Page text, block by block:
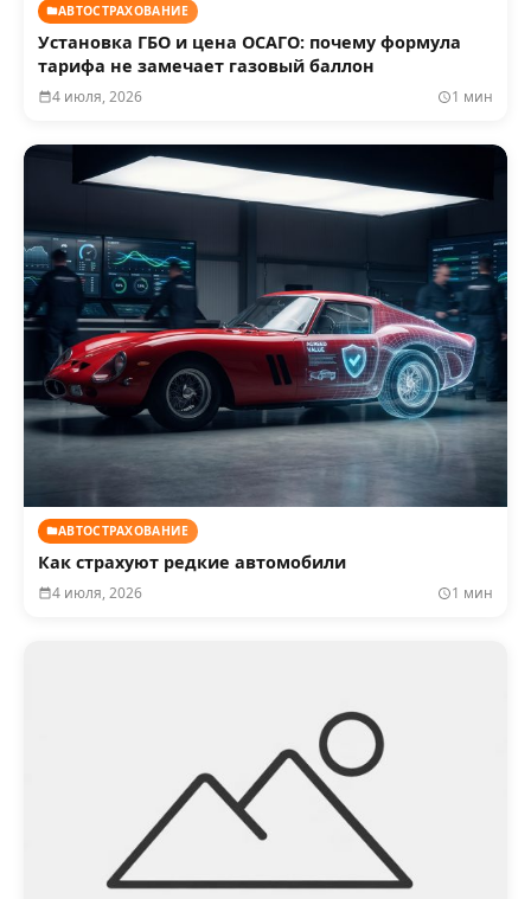
АВТОСТРАХОВАНИЕ
Установка ГБО и цена ОСАГО: почему формула
тарифа не замечает газовый баллон
4 июля, 2026 1 мин
АВТОСТРАХОВАНИЕ
Как страхуют редкие автомобили
4 июля, 2026 1 мин